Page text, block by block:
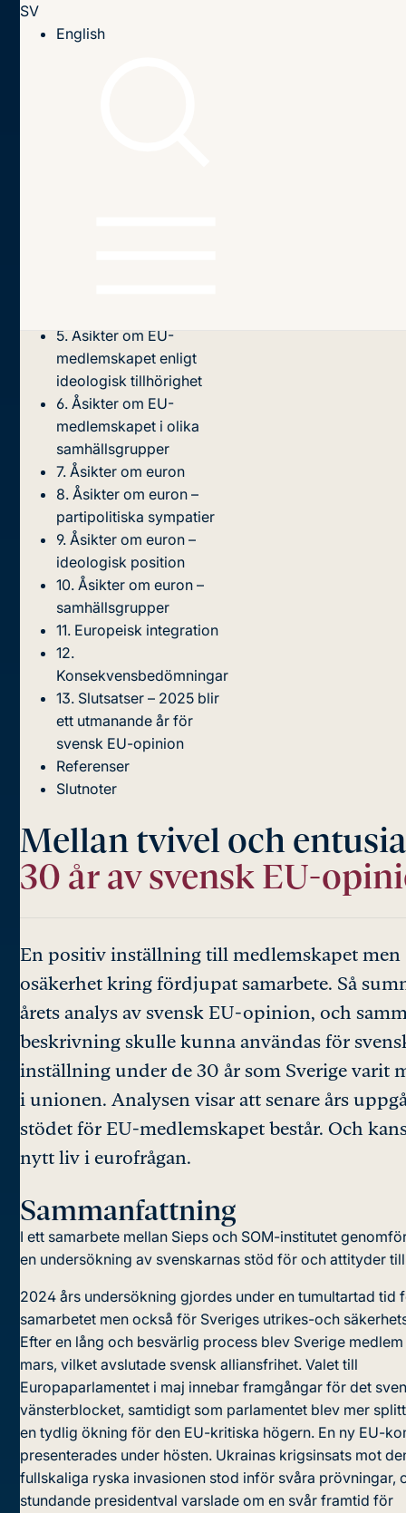
SV
English
5. Åsikter om EU-
medlemskapet enligt
ideologisk tillhörighet
6. Åsikter om EU-
medlemskapet i olika
samhällsgrupper
7. Åsikter om euron
8. Åsikter om euron –
partipolitiska sympatier
9. Åsikter om euron –
ideologisk position
10. Åsikter om euron –
samhällsgrupper
11. Europeisk integration
12.
Konsekvensbedömningar
13. Slutsatser – 2025 blir
ett utmanande år för
svensk EU-opinion
Referenser
Slutnoter
Mellan tvivel och
30 år av svensk EU-
En positiv inställning till medlemskapet men
osäkerhet kring fördjupat samarbete. Så
årets analys av svensk EU-opinion, och
beskrivning skulle kunna användas för
inställning under de 30 år som Sverige varit
i unionen. Analysen visar att senare års
stödet för EU-medlemskapet består. Och
nytt liv i eurofrågan.
Sammanfattning
I ett samarbete mellan Sieps och SOM-institutet
en undersökning av svenskarnas stöd för och attityder till
2024 års undersökning gjordes under en tumultartad tid
samarbetet men också för Sveriges utrikes-och
Efter en lång och besvärlig process blev Sverige
mars, vilket avslutade svensk alliansfrihet. Valet till
Europaparlamentet i maj innebar framgångar för det
vänsterblocket, samtidigt som parlamentet blev mer
en tydlig ökning för den EU-kritiska högern. En ny EU-
presenterades under hösten. Ukrainas krigsinsats mot
fullskaliga ryska invasionen stod inför svåra prövningar,
stundande presidentval varslade om en svår framtid för